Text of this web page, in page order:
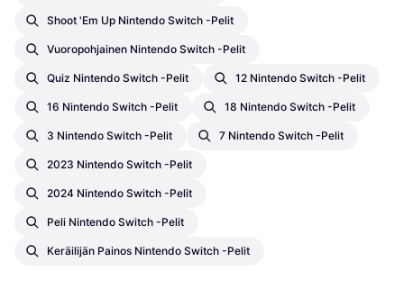
Shoot 'em Up Nintendo Switch -pelit
Vuoropohjainen Nintendo Switch -pelit
Quiz Nintendo Switch -pelit 12 Nintendo Switch -pelit
16 Nintendo Switch -pelit 18 Nintendo Switch -pelit
3 Nintendo Switch -pelit 7 Nintendo Switch -pelit
2023 Nintendo Switch -pelit
2024 Nintendo Switch -pelit
Peli Nintendo Switch -pelit
Keräilijän Painos Nintendo Switch -pelit